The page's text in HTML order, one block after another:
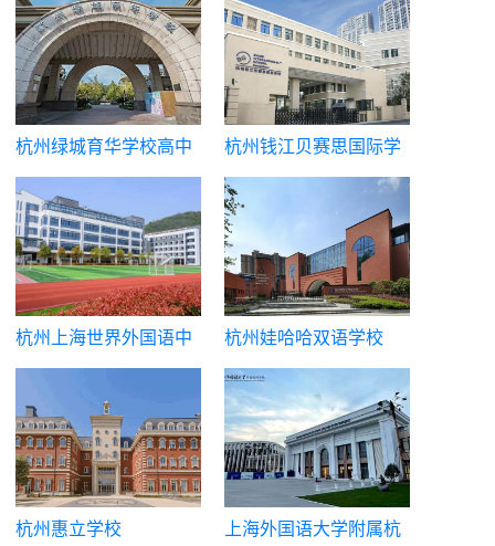
区）
杭州绿城育华学校高中
部
杭州钱江贝赛思国际学
校
杭州上海世界外国语中
学|杭州世外中学
杭州娃哈哈双语学校
杭州惠立学校 上海外国语大学附属杭